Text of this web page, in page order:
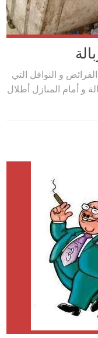
و النوافل التي
و أمام المنازل أطلال